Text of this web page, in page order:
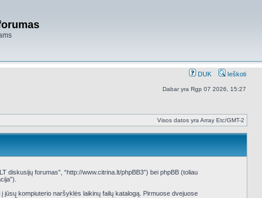
DUK Ieškoti
Dabar yra Rgp 07 2026, 15:27
Visos datos yra Array Etc/GMT-2
diskusijų forumas”, “http://www.citrina.lt/phpBB3”) bei phpBB (toliau
kompiuterio naršyklės laikinų failų katalogą. Pirmuose dvejuose